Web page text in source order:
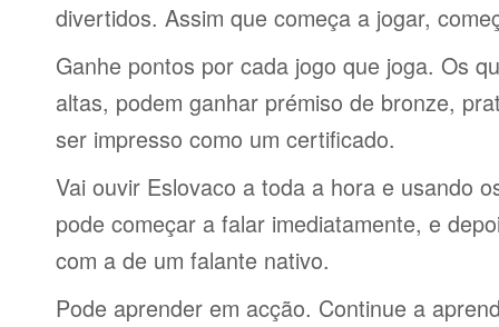
divertidos. Assim que começa a jogar,
Ganhe pontos por cada jogo que joga. Os
altas, podem ganhar prémiso de bronze,
ser impresso como um certificado.
Vai ouvir Eslovaco a toda a hora e usando
pode começar a falar imediatamente, e
com a de um falante nativo.
Pode aprender em acção. Continue a